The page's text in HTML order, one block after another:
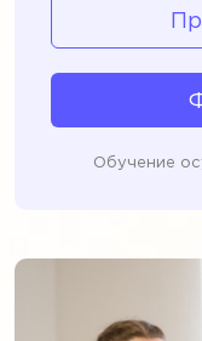
Обучение